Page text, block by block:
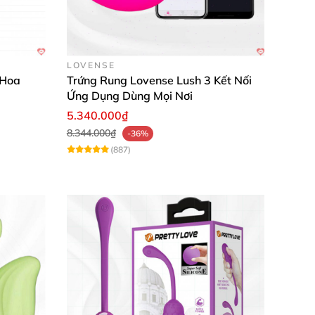
rung trực tiếp bằng nút nguồn hoặc tải
LOVENSE
Trứng Rung Lovense Lush 3 Kết Nối
Ứng Dụng Dùng Mọi Nơi
5.340.000₫
8.344.000₫
-36%
(887)